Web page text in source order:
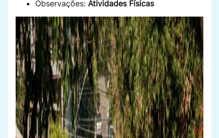
Observações: Atividades Físicas